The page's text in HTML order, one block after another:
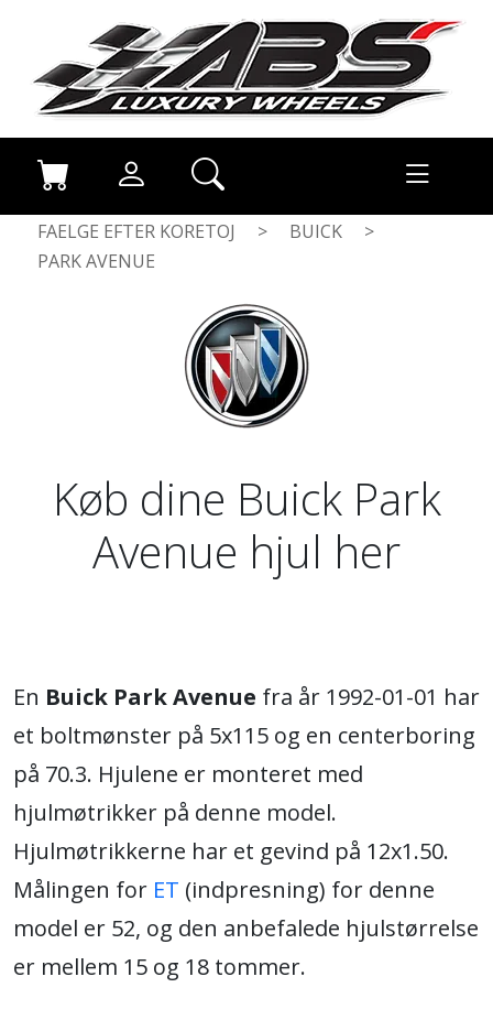
FAELGE EFTER KORETOJ > BUICK
>
PARK AVENUE
Køb dine Buick Park
Avenue hjul her
En Buick Park Avenue fra år 1992-01-01 har
et boltmønster på 5x115 og en centerboring
på 70.3. Hjulene er monteret med
hjulmøtrikker på denne model.
Hjulmøtrikkerne har et gevind på 12x1.50.
Målingen for ET (indpresning) for denne
model er 52, og den anbefalede hjulstørrelse
er mellem 15 og 18 tommer.